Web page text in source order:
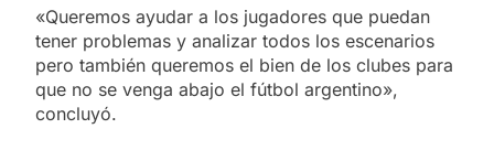
«Queremos ayudar a los jugadores que puedan
tener problemas y analizar todos los escenarios
pero también queremos el bien de los clubes para
que no se venga abajo el fútbol argentino»,
concluyó.